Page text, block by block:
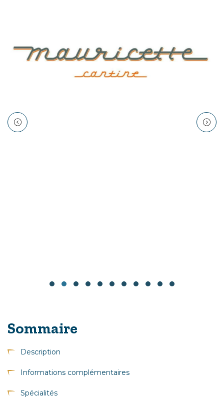
Sommaire
Description
Informations complémentaires
Spécialités